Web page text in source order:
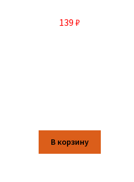
139 ₽
В корзину